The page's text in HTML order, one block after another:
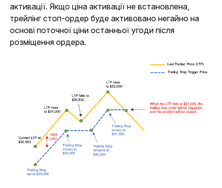
активації. Якщо ціна активації не встановлена,
трейлінг стоп-ордер буде активовано негайно на
основі поточної ціни останньої угоди після
розміщення ордера.